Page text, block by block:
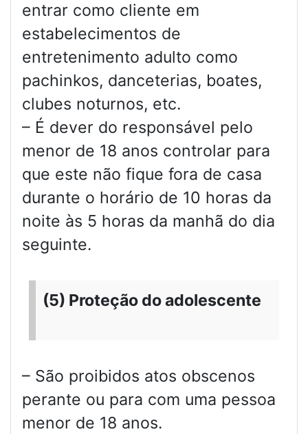
entrar como cliente em
estabelecimentos de
entretenimento adulto como
pachinkos, danceterias, boates,
clubes noturnos, etc.
– É dever do responsável pelo
menor de 18 anos controlar para
que este não fique fora de casa
durante o horário de 10 horas da
noite às 5 horas da manhã do dia
seguinte.
(5) Proteção do adolescente
– São proibidos atos obscenos
perante ou para com uma pessoa
menor de 18 anos.